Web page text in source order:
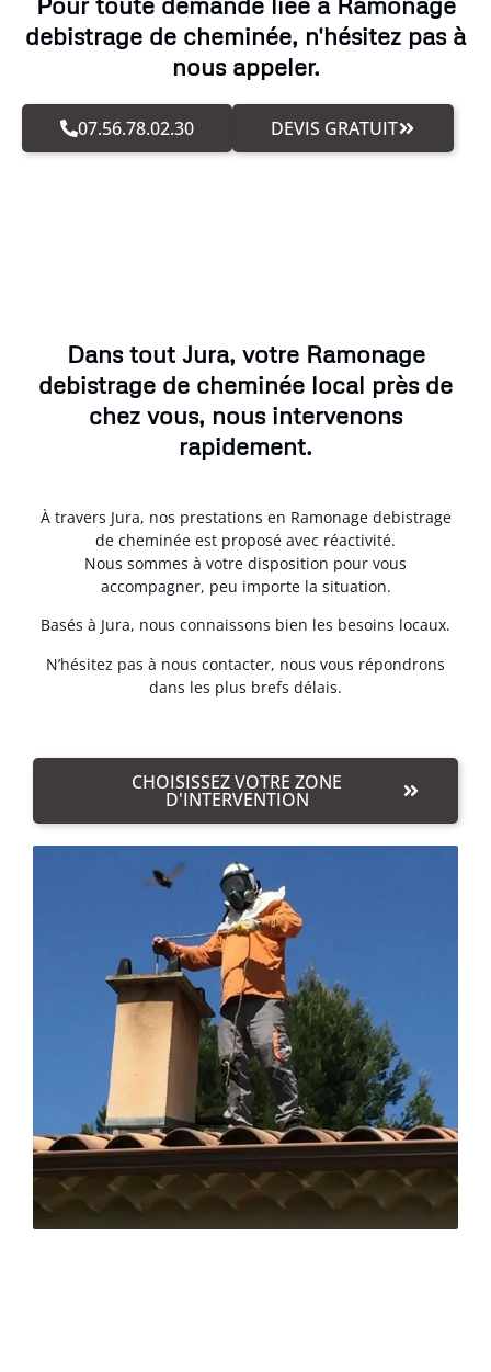
debistrage de cheminée, n'hésitez pas à
nous appeler.
07.56.78.02.30 DEVIS GRATUIT
Dans tout Jura, votre Ramonage
debistrage de cheminée local près de
chez vous, nous intervenons
rapidement.
À travers Jura, nos prestations en Ramonage debistrage
de cheminée est proposé avec réactivité.
Nous sommes à votre disposition pour vous
accompagner, peu importe la situation.
Basés à Jura, nous connaissons bien les besoins locaux.
N’hésitez pas à nous contacter, nous vous répondrons
dans les plus brefs délais.
CHOISISSEZ VOTRE ZONE
D'INTERVENTION